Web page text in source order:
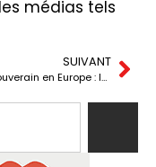
médias tels
SUIVANT
Cloud souverain en Europe : le mirage du sovereignty washing